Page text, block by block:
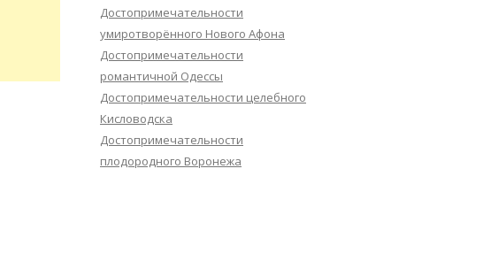
Достопримечательности
умиротворённого Нового Афона
Достопримечательности
романтичной Одессы
Достопримечательности целебного
Кисловодска
Достопримечательности
плодородного Воронежа